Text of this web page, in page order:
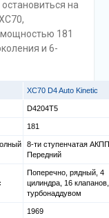
на
181
и 6-
XC70 D4 Auto Kinetic
D4204T5
181
8-ти ступенчатая
Передний
Поперечно, рядный, 4
цилиндра, 16
турбонаддувом
1969